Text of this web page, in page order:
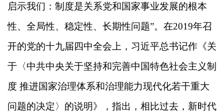
启示我们：制度是关系党和国家事业发展的根本
性、全局性、稳定性、长期性问题”。在2019年召
开的党的十九届四中全会上，习近平总书记作《关
于〈中共中央关于坚持和完善中国特色社会主义制
度 推进国家治理体系和治理能力现代化若干重大
问题的决定〉的说明》，指出，相比过去，新时代